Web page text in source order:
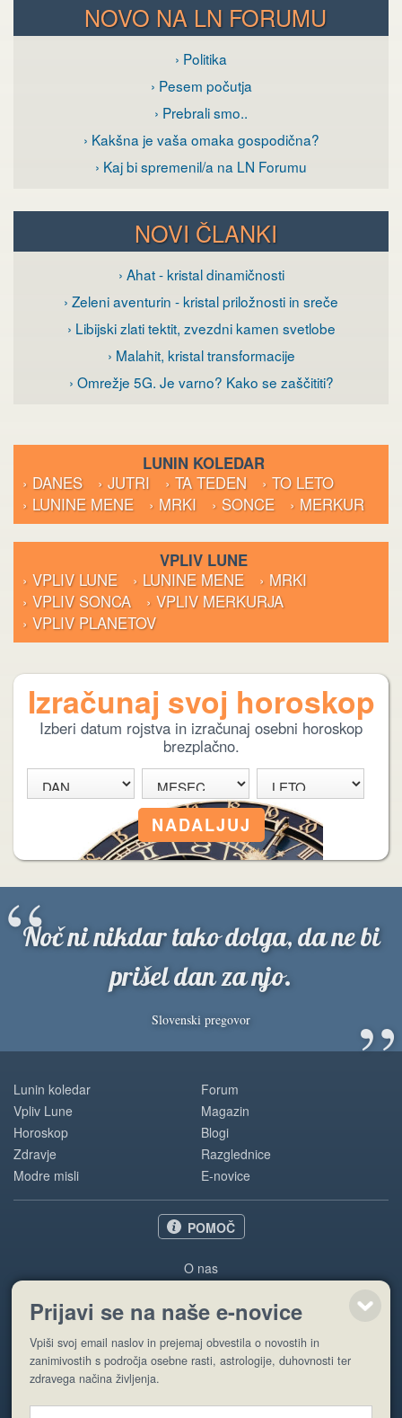
NOVO NA LN FORUMU
› Politika
› Pesem počutja
› Prebrali smo..
› Kakšna je vaša omaka gospodična?
› Kaj bi spremenil/a na LN Forumu
NOVI ČLANKI
› Ahat - kristal dinamičnosti
› Zeleni aventurin - kristal priložnosti in sreče
› Libijski zlati tektit, zvezdni kamen svetlobe
› Malahit, kristal transformacije
› Omrežje 5G. Je varno? Kako se zaščititi?
LUNIN KOLEDAR
› DANES
› JUTRI › TA TEDEN
› TO LETO
› LUNINE MENE
› MRKI › SONCE › MERKUR
VPLIV LUNE
› VPLIV LUNE
› LUNINE MENE
› MRKI
› VPLIV SONCA
› VPLIV MERKURJA
› VPLIV PLANETOV
Izračunaj svoj horoskop
Izberi datum rojstva in izračunaj osebni horoskop
brezplačno.
Noč ni nikdar tako dolga, da ne bi
prišel dan za njo.
Slovenski pregovor ”
“
Lunin koledar
Vpliv Lune
Horoskop
Zdravje
Modre misli
Forum
Magazin
Blogi
Razglednice
E-novice
POMOČ
O nas
Pogoji uporabe
Pošlji stran
Prijavi se na naše e-novice
Vpiši svoj email naslov in prejemaj obvestila o novostih in
zanimivostih s področja osebne rasti, astrologije, duhovnosti ter
zdravega načina življenja.